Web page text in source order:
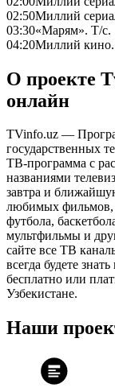
02:50Миллий
03:30«Марям». Т/с.
04:20Миллий кино.
О проекте
онлайн
TVinfo.uz —
государственных
ТВ-программа с
названиями
завтра и
любимых фильмов,
футбола,
мультфильмы и
сайте все ТВ
всегда будете
бесплатно или
Узбекистане.
Наши